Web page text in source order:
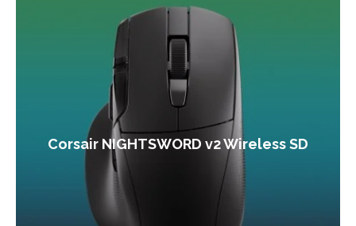
Corsair NIGHTSWORD v2 Wireless SD